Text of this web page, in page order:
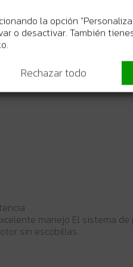
manejo El sistema
sin escobillas
la opción
o desactivar. También
Rechazar todo